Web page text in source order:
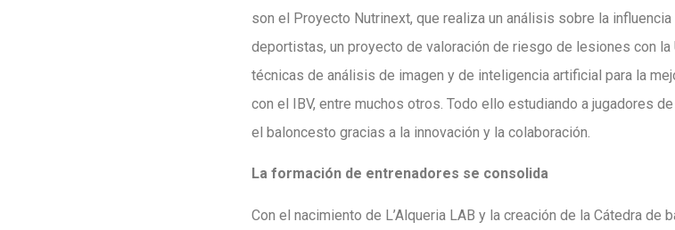
son el Proyecto Nutrinext, que realiza un análisis sobre la
deportistas, un proyecto de valoración de riesgo de lesiones con la
técnicas de análisis de imagen y de inteligencia artificial para la
con el IBV, entre muchos otros. Todo ello estudiando a jugadores
el baloncesto gracias a la innovación y la colaboración.
La formación de entrenadores se consolida
Con el nacimiento de L’Alqueria LAB y la creación de la Cátedra de